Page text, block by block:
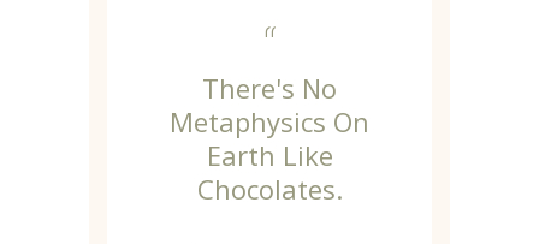
“
There's No
Metaphysics On
Earth Like
Chocolates.